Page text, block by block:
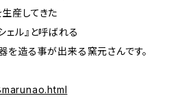
産してきた
ェル』と呼ばれる
を造る事が出来る窯元さんです。